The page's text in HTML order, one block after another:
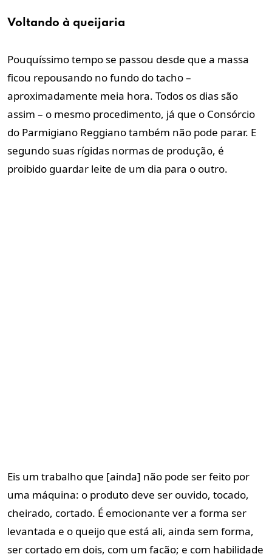
Voltando à queijaria
Pouquíssimo tempo se passou desde que a massa
ficou repousando no fundo do tacho –
aproximadamente meia hora. Todos os dias são
assim – o mesmo procedimento, já que o Consórcio
do Parmigiano Reggiano também não pode parar. E
segundo suas rígidas normas de produção, é
proibido guardar leite de um dia para o outro.
Eis um trabalho que [ainda] não pode ser feito por
uma máquina: o produto deve ser ouvido, tocado,
cheirado, cortado. É emocionante ver a forma ser
levantada e o queijo que está ali, ainda sem forma,
ser cortado em dois, com um facão; e com habilidade